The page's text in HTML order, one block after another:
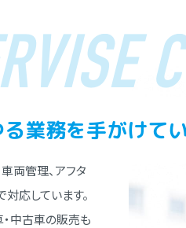
業務を⼿がけて
両管理、アフタ
応しています。
中古⾞の販売も